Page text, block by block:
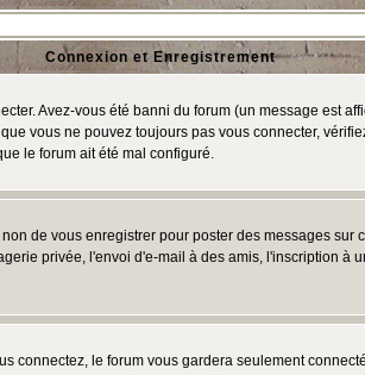
Connexion et Enregistrement
Avez-vous été banni du forum (un message est
vous ne pouvez toujours pas vous connecter,
le forum ait été mal configuré.
de vous enregistrer pour poster des messages
privée, l'envoi d'e-mail à des amis, l'inscription à
connectez, le forum vous gardera seulement